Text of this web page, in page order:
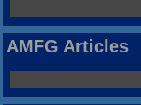
AMFG Articles